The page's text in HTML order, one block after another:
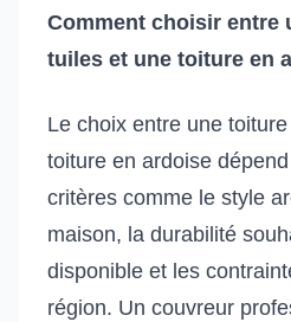
Comment choisir entre
tuiles et une toiture en
Le choix entre une
toiture en ardoise
critères comme le style
maison, la durabilité
disponible et les
région. Un couvreur